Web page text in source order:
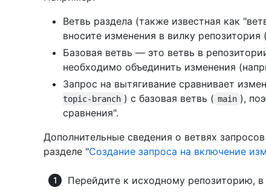
Ветвь раздела (также известная как
вносите изменения в вилку репозитория
Базовая ветвь — это ветвь в
необходимо объединить изменения
Запрос на вытягивание сравнивает
topic-branch ) с базовая ветвь ( main ),
сравнения".
Дополнительные сведения о ветвях
разделе "Создание запроса на включение
Перейдите к исходному репозиторию,